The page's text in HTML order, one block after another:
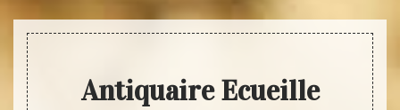
Antiquaire Ecueille